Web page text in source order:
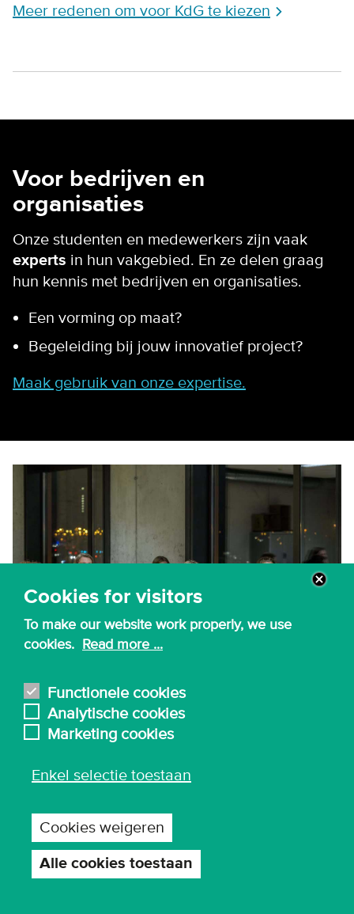
Cookies for visitors
To make our website work properly, we use
cookies. Read more ...
Functionele cookies
Analytische cookies
Marketing cookies
Enkel selectie toestaan
Cookies weigeren
Alle cookies toestaan
Meer redenen om voor KdG te kiezen
Voor bedrijven en
organisaties
Onze studenten en medewerkers zijn vaak
experts in hun vakgebied. En ze delen graag
hun kennis met bedrijven en organisaties.
Een vorming op maat?
Begeleiding bij jouw innovatief project?
Maak gebruik van onze expertise.
Opleidingen voor
professionals
KdG Academy daagt je uit om de beste versie
Blijf up-to-date over ontwikkelingen in je
vakgebied.
Specialiseer je door je huidige skillset aan te